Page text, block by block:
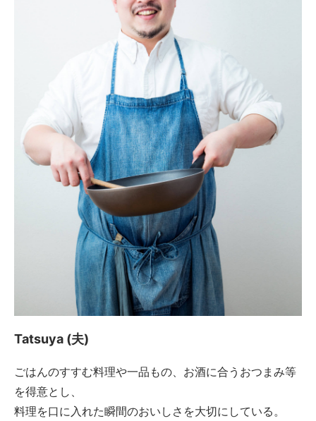
Tatsuya (夫)
ごはんのすすむ料理や一品もの、お酒に合うおつまみ等
を得意とし、
料理を口に入れた瞬間のおいしさを大切にしている。